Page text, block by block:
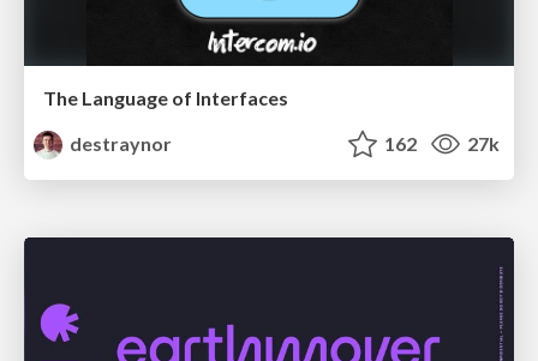
The Language of Interfaces
destraynor
162 27k